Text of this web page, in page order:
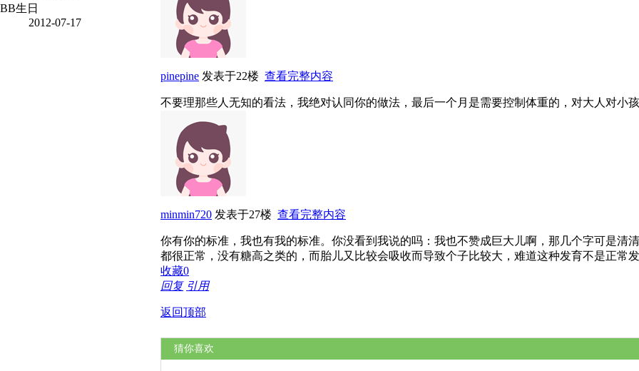
BB生日
2012-07-17
pinepine 发表于22楼 查看完整内容
不要理那些人无知的看法，我绝对认同你的做法，最后一个月是需要控制体重的，对大人对小
minmin720 发表于27楼 查看完整内容
你有你的标准，我也有我的标准。你没看到我说的吗：我也不赞成巨大儿啊，那几个字可是清
都很正常，没有糖高之类的，而胎儿又比较会吸收而导致个子比较大，难道这种发育不是正常
收藏0
回复 引用
返回顶部
猜你喜欢